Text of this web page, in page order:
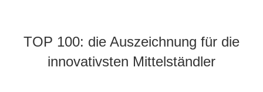
TOP 100: die Auszeichnung für die
innovativsten Mittelständler